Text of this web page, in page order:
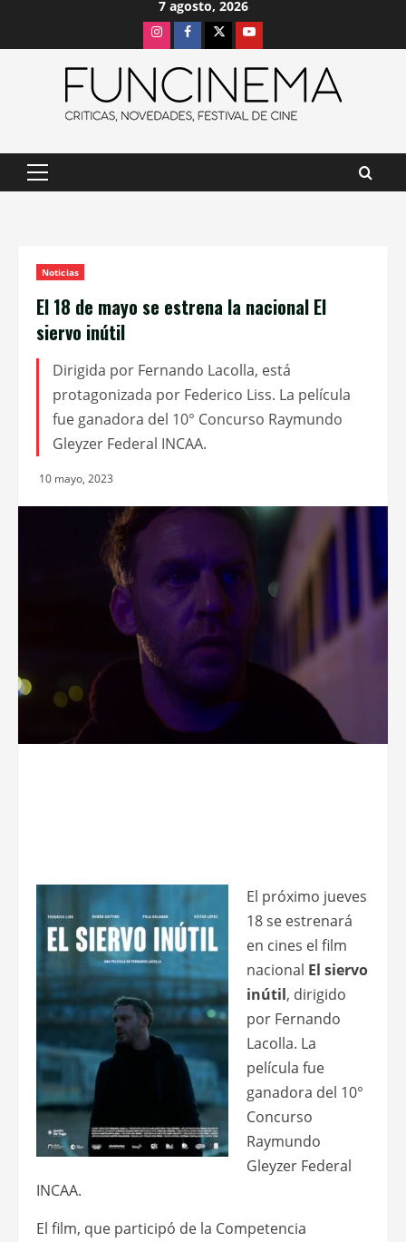
7 agosto, 2026
InstagramFacebook
X Youtube
Menú
Noticias
El 18 de mayo se estrena la nacional El
siervo inútil
Dirigida por Fernando Lacolla, está
protagonizada por Federico Liss. La película
fue ganadora del 10° Concurso Raymundo
Gleyzer Federal INCAA.
10 mayo, 2023
El próximo jueves
18 se estrenará
en cines el film
nacional El siervo
inútil, dirigido
por Fernando
Lacolla. La
película fue
ganadora del 10°
Concurso
Raymundo
Gleyzer Federal
INCAA.
El film, que participó de la Competencia